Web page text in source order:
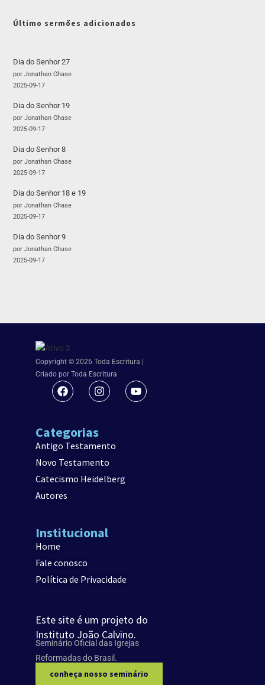
Último sermões adicionados
Dia do Senhor 27
por Jonathan Chase
2025-09-17
Dia do Senhor 19
por Jonathan Chase
2025-09-17
Dia do Senhor 8
por Jonathan Chase
2025-09-17
Dia do Senhor 18 e 19
por Jonathan Chase
2025-09-17
Dia do Senhor 9
por Jonathan Chase
2025-09-17
Copyright © 2026 Toda Escritura |
Criado por Toda Escritura
Categorias
Antigo Testamento
Novo Testamento
Catecismo Heidelberg
Autores
Institucional
Home
Fale conosco
Política de Privacidade
Este site é um projeto do
Instituto João Calvino.
Seminário Oficial das Igrejas
Reformadas do Brasil.
conheça nosso seminário